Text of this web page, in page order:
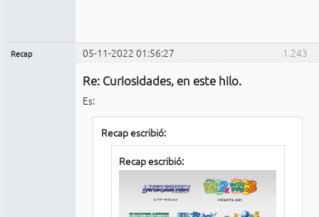
1.243
Recap 05-11-2022 01:56:27
Re: Curiosidades, en este hilo.
Es:
Recap escribió:
Recap escribió: